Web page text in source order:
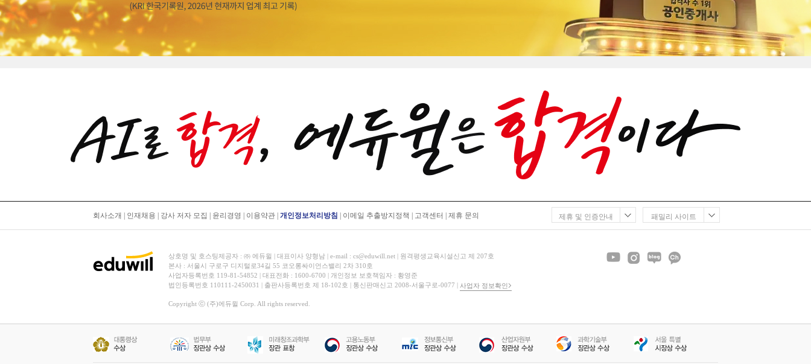
회사소개 인재채용 강사 저자 모집 윤리경영 이용약관 개인정보처리방침 이메일 추출방지정책 고객센터 제휴 문의
상호명 및 호스팅제공자 : ㈜ 에듀윌 | 대표이사 양형남 | e-mail : cs@eduwill.net | 원격평생교육시설신고 제 207호
본사 : 서울시 구로구 디지털로34길 55 코오롱싸이언스밸리 2차 310호
사업자등록번호 119-81-54852 | 대표전화 : 1600-6700 | 개인정보 보호책임자 : 황영준
법인등록번호 110111-2450031 | 출판사등록번호 제 18-102호 | 통신판매신고 2008-서울구로-0077 | 사업자 정보확인
Copyright ⓒ (주)에듀윌 Corp. All rights reserved.
패밀리 사이트
제휴 및 인증안내